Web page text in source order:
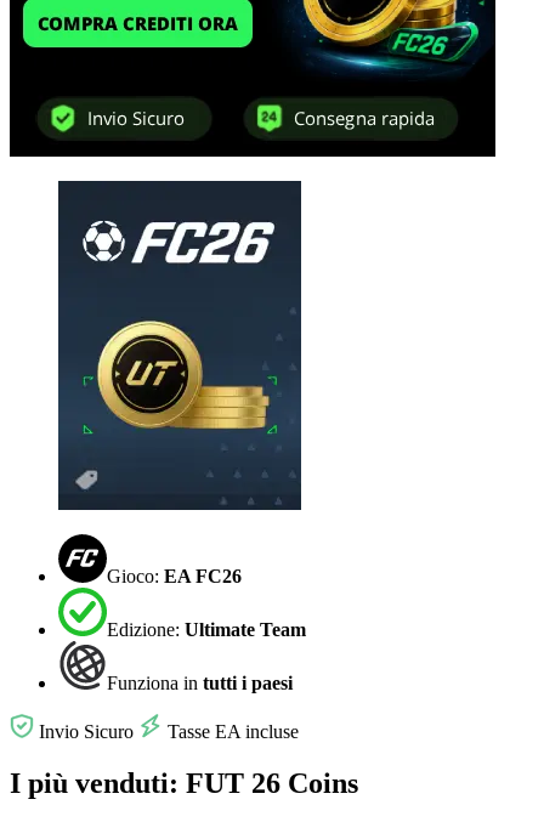
Gioco: EA FC26
Edizione: Ultimate Team
Funziona in tutti i paesi
Invio Sicuro Tasse EA incluse
I più venduti: FUT 26 Coins